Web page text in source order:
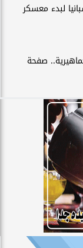
لبدء معسكر
صفحة